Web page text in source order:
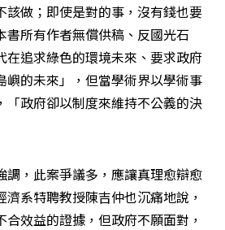
該做；即使是對的事，沒有錢也要
書所有作者無償供稿、反國光石
在追求綠色的環境未來、要求政府
嶼的未來」，但當學術界以學術事
「政府卻以制度來維持不公義的決
調，此案爭議多，應讓真理愈辯愈
系特聘教授陳吉仲也沉痛地說，
效益的證據，但政府不願面對，